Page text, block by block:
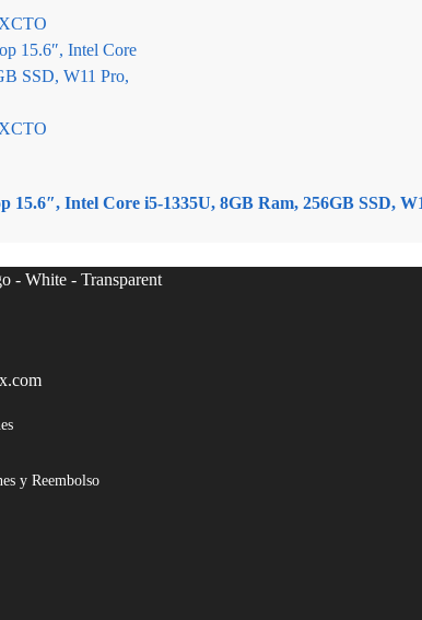
15.6″, Intel Core i5-1335U, 8GB Ram, 256GB SSD,
y Reembolso